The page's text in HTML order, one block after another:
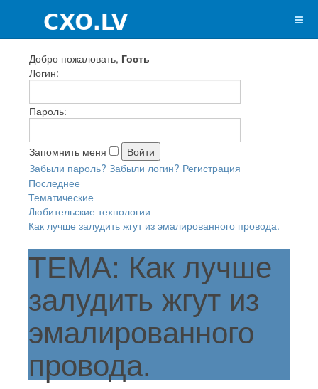
Добро пожаловать, Гость
Логин:
Пароль:
Запомнить меня
Забыли пароль? Забыли логин? Регистрация
Последнее
Тематические
Любительские технологии
Как лучше залудить жгут из эмалированного провода.
ТЕМА: Как лучше
залудить жгут из
эмалированного
провода.